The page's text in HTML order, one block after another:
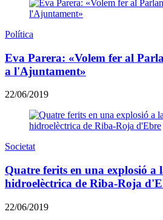
Política
Eva Parera: «Volem fer al
a l'Ajuntament»
22/06/2019
Societat
Quatre ferits en una explosió a
hidroelèctrica de Riba-Roja
22/06/2019